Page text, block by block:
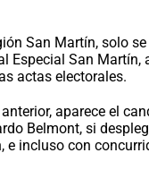
San Martín, solo
San
actas electorales.
aparece el
Belmont, si
incluso con